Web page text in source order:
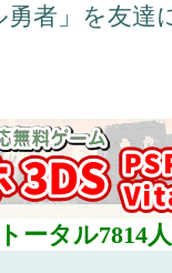
者」を友達
ータル7814